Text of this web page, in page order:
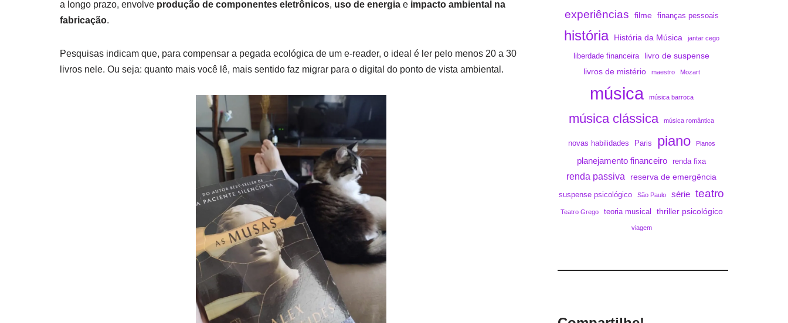
a longo prazo, envolve produção de componentes eletrônicos, uso de energia e impacto ambiental na
fabricação.
Pesquisas indicam que, para compensar a pegada ecológica de um e-reader, o ideal é ler pelo menos 20 a 30
livros nele. Ou seja: quanto mais você lê, mais sentido faz migrar para o digital do ponto de vista ambiental.
experiências filme finanças pessoais
história História da Música jantar cego
liberdade financeira
livro de suspense
livros de mistério
maestro Mozart
música música barroca
música clássica música romântica
novas habilidades Paris piano Pianos
planejamento financeiro renda fixa
renda passiva reserva de emergência
suspense psicológico São Paulo série teatro
Teatro Grego teoria musical thriller psicológico
viagem